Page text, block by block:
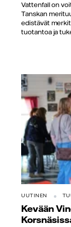
Vattenfall on
Tanskan
edistävät
tuotantoa ja
UUTINEN
Kevään